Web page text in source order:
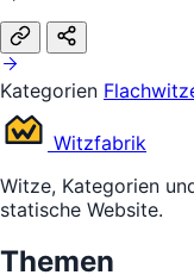
Kategorien
Witzfabrik
Witze, Kategorien
statische Website.
Themen